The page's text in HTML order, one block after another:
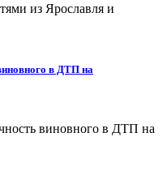
из Ярославля и
в ДТП на